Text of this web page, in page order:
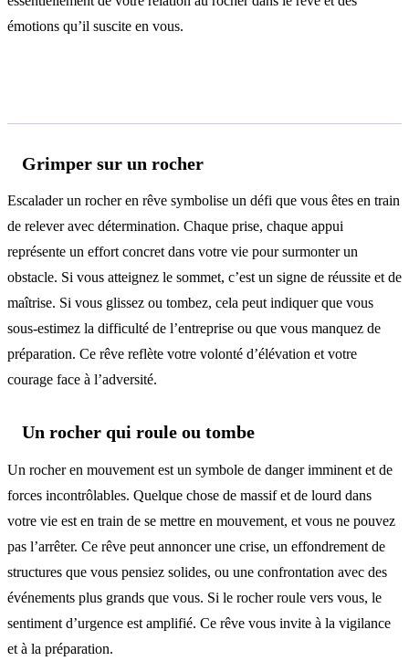
émotions qu’il suscite en vous.
Grimper sur un rocher
Escalader un rocher en rêve symbolise un défi que vous êtes en train
de relever avec détermination. Chaque prise, chaque appui
représente un effort concret dans votre vie pour surmonter un
obstacle. Si vous atteignez le sommet, c’est un signe de réussite et de
maîtrise. Si vous glissez ou tombez, cela peut indiquer que vous
sous-estimez la difficulté de l’entreprise ou que vous manquez de
préparation. Ce rêve reflète votre volonté d’élévation et votre
courage face à l’adversité.
Un rocher qui roule ou tombe
Un rocher en mouvement est un symbole de danger imminent et de
forces incontrôlables. Quelque chose de massif et de lourd dans
votre vie est en train de se mettre en mouvement, et vous ne pouvez
pas l’arrêter. Ce rêve peut annoncer une crise, un effondrement de
structures que vous pensiez solides, ou une confrontation avec des
événements plus grands que vous. Si le rocher roule vers vous, le
sentiment d’urgence est amplifié. Ce rêve vous invite à la vigilance
et à la préparation.